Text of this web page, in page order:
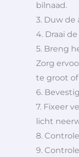
bilnaad.
3. Duw
4. Draai
5. Breng
Zorg
te groot
6.
7. Fixeer
licht
8.
9.